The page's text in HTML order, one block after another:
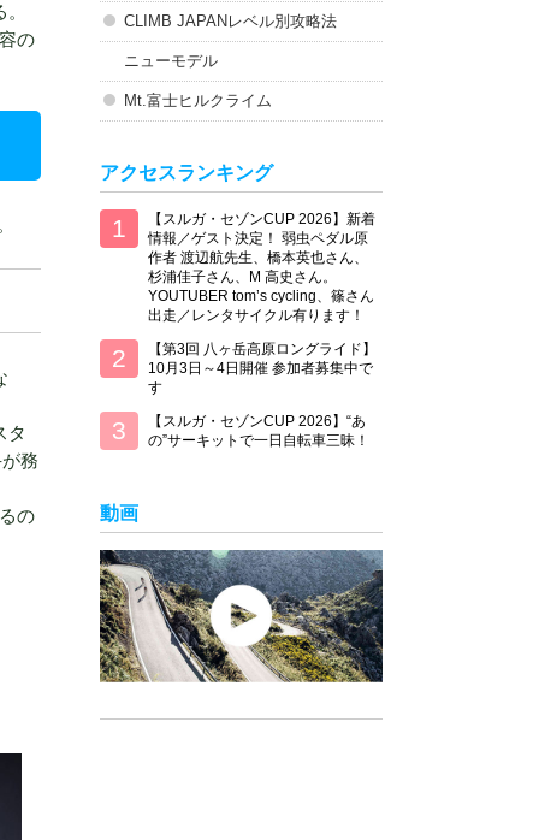
の
タ
務
の
CLIMB JAPANレベル別攻略法
ニューモデル
Mt.富士ヒルクライム
アクセスランキング
【スルガ・セゾンCUP 2026】新着
情報／ゲスト決定！ 弱虫ペダル原
作者 渡辺航先生、橋本英也さん、
杉浦佳子さん、M 高史さん。
YOUTUBER tom’s cycling、篠さん
出走／レンタサイクル有ります！
【第3回 八ヶ岳高原ロングライド】
10月3日～4日開催 参加者募集中で
す
【スルガ・セゾンCUP 2026】“あ
の”サーキットで一日自転車三昧！
動画